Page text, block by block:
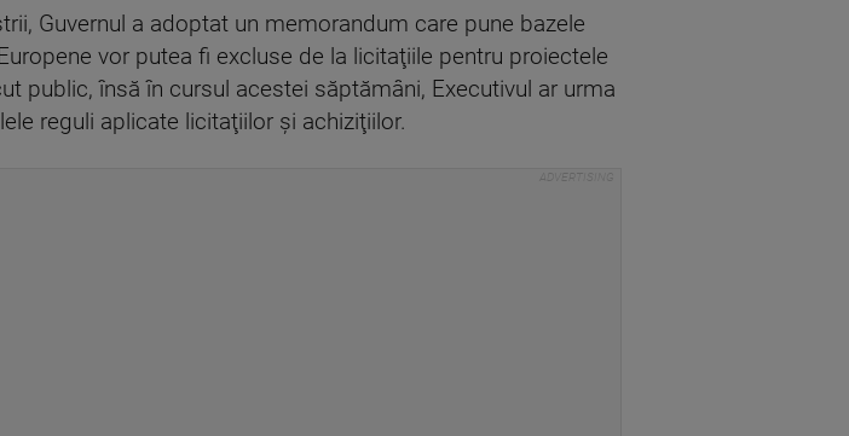
Guvernul a adoptat un memorandum care pune bazele
vor putea fi excluse de la licitaţiile pentru proiectele
public, însă în cursul acestei săptămâni, Executivul ar urma
reguli aplicate licitaţiilor şi achiziţiilor.